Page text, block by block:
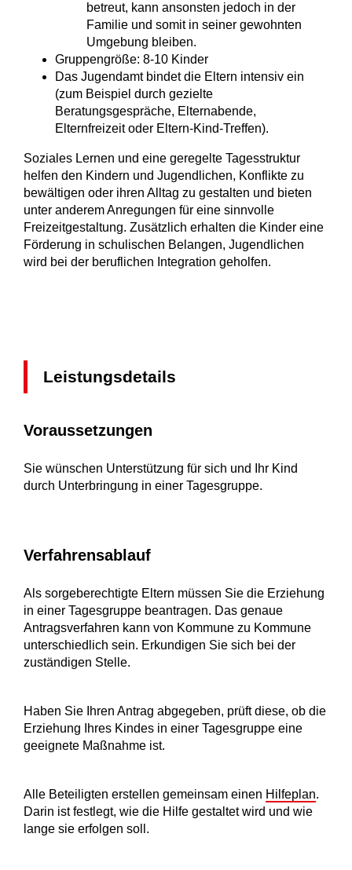
betreut, kann ansonsten jedoch in der
Familie und somit in seiner gewohnten
Umgebung bleiben.
Gruppengröße: 8-10 Kinder
Das Jugendamt bindet die Eltern intensiv ein
(zum Beispiel durch gezielte
Beratungsgespräche, Elternabende,
Elternfreizeit oder Eltern-Kind-Treffen).
Soziales Lernen und eine geregelte Tagesstruktur
helfen den Kindern und Jugendlichen, Konflikte zu
bewältigen oder ihren Alltag zu gestalten und bieten
unter anderem Anregungen für eine sinnvolle
Freizeitgestaltung. Zusätzlich erhalten die Kinder eine
Förderung in schulischen Belangen, Jugendlichen
wird bei der beruflichen Integration geholfen.
Leistungsdetails
Voraussetzungen
Sie wünschen Unterstützung für sich und Ihr Kind
durch Unterbringung in einer Tagesgruppe.
Verfahrensablauf
Als sorgeberechtigte Eltern müssen Sie die Erziehung
in einer Tagesgruppe beantragen. Das genaue
Antragsverfahren kann von Kommune zu Kommune
unterschiedlich sein. Erkundigen Sie sich bei der
zuständigen Stelle.
Haben Sie Ihren Antrag abgegeben, prüft diese, ob die
Erziehung Ihres Kindes in einer Tagesgruppe eine
geeignete Maßnahme ist.
Alle Beteiligten erstellen gemeinsam einen Hilfeplan.
Darin ist festlegt, wie die Hilfe gestaltet wird und wie
lange sie erfolgen soll.